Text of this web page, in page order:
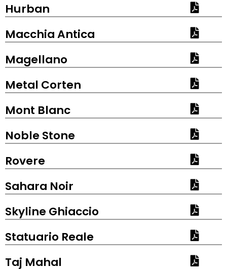
Hurban
Macchia Antica
Magellano
Metal Corten
Mont Blanc
Noble Stone
Rovere
Sahara Noir
Skyline Ghiaccio
Statuario Reale
Taj Mahal